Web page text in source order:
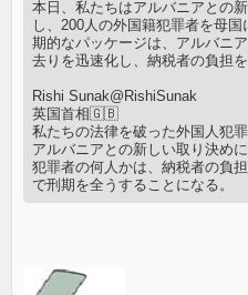
本日、私たちはアルバニアとの
し、200人の外国籍犯罪者を母
期的なパッケージは、アルバニ
去りを迅速化し、納税者の負担
Rishi Sunak@RishiSunak
英国首相🇬🇧
私たちの法律を破った外国人犯
アルバニアとの新しい取り決め
犯罪者の何人かは、納税者の負
で刑期を全うすることになる。